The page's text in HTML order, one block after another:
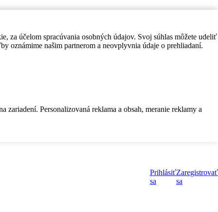
za účelom spracúvania osobných údajov. Svoj súhlas môžete udeliť
oznámime našim partnerom a neovplyvnia údaje o prehliadaní.
Personalizovaná reklama a obsah, meranie reklamy a
Prihlásiť
sa
Zaregistrovať
sa